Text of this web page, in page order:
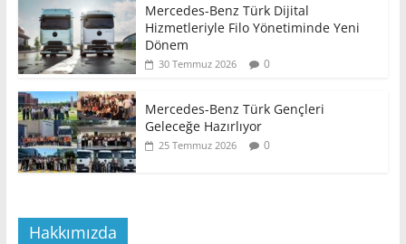
Mercedes-Benz Türk Dijital
Hizmetleriyle Filo Yönetiminde Yeni
Dönem
30 Temmuz 2026 0
Mercedes-Benz Türk Gençleri
Geleceğe Hazırlıyor
25 Temmuz 2026 0
Hakkımızda